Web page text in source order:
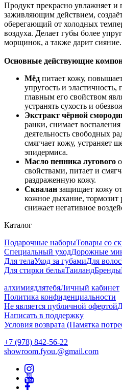
Продукт прекрасно увлажняет и
заживляющим действием,
оберегающий от холодных
воздуха. Делает губы более
морщинок, а также дарит сияние.
Основные действующие
Мёд питает кожу,
упругость и
главным его свойством
устранять сухость и
Экстракт чёрной
ранки, снимает
деятельность свободных
смягчает кожу, устраняет
эпидермиса.
Масло пенника лугового
свойствами, питает и
раздраженную кожу.
Сквалан защищает кожу
кожное дыхание, тормозит
снижает негативное
Каталог
Подарочные наборыТовары со
Специальный уходДорожные
Для телаУход за губамиДля волос
Для стирки бельяТаиландБренды
алхимиядлятебяЛичный кабинет
Политика конфиденциальности
Не является публичной офертой
Написать в поддержку
Условия возврата (Памятка
+7 (978) 842-56-22
showroom.fyou.@gmail.com